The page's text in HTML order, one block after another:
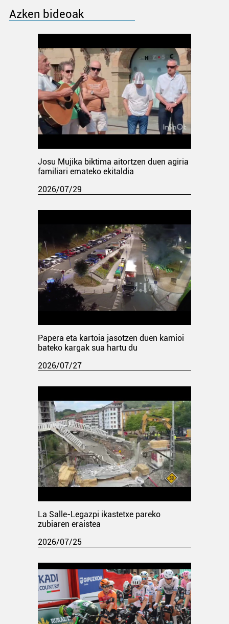
Azken bideoak
Josu Mujika biktima aitortzen duen agiria
familiari emateko ekitaldia
2026/07/29
Papera eta kartoia jasotzen duen kamioi
bateko kargak sua hartu du
2026/07/27
La Salle-Legazpi ikastetxe pareko
zubiaren eraistea
2026/07/25